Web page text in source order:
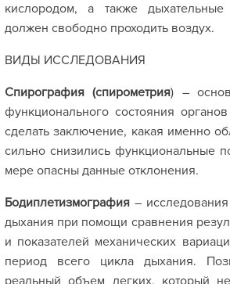
кислородом, а также
должен свободно проходить воздух.
ВИДЫ ИССЛЕДОВАНИЯ
Спирография (спирометрия) –
функционального состояния
сделать заключение, какая именно
сильно снизились функциональные
мере опасны данные отклонения.
Бодиплетизмография –
дыхания при помощи сравнения
и показателей механических
период всего цикла дыхания.
реальный объем легких, который